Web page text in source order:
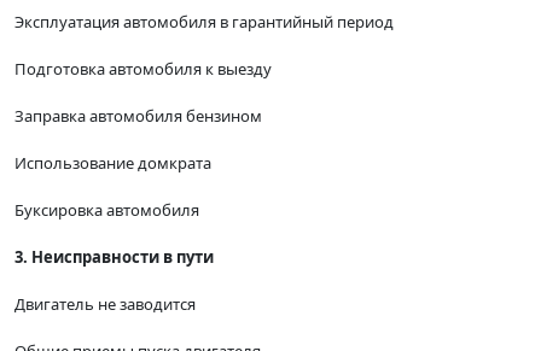
Эксплуатация автомобиля в гарантийный период
Подготовка автомобиля к выезду
Заправка автомобиля бензином
Использование домкрата
Буксировка автомобиля
3. Неисправности в пути
Двигатель не заводится